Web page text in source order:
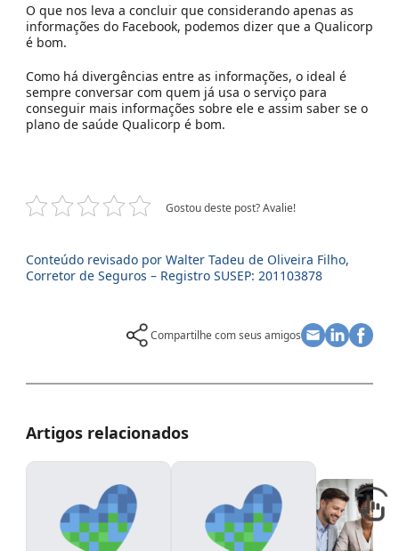
O que nos leva a concluir que considerando apenas as
informações do Facebook, podemos dizer que a Qualicorp
é bom.
Como há divergências entre as informações, o ideal é
sempre conversar com quem já usa o serviço para
conseguir mais informações sobre ele e assim saber se o
plano de saúde Qualicorp é bom.
Gostou deste post? Avalie!
Conteúdo revisado por Walter Tadeu de Oliveira Filho,
Corretor de Seguros – Registro SUSEP: 201103878
Compartilhe com seus amigos
Artigos relacionados